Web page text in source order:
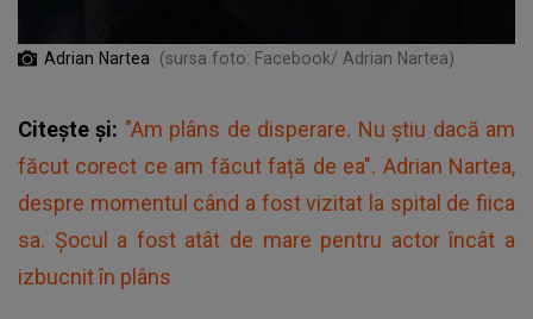
Adrian Nartea (sursa foto: Facebook/ Adrian Nartea)
Citește și: "Am plâns de disperare. Nu știu dacă am
făcut corect ce am făcut față de ea". Adrian Nartea,
despre momentul când a fost vizitat la spital de fiica
sa. Șocul a fost atât de mare pentru actor încât a
izbucnit în plâns